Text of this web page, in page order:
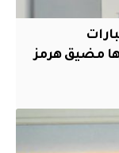
مضيق هرمز